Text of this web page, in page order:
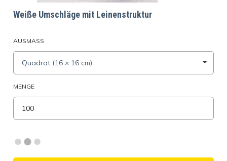
Weiße Umschläge mit Leinenstruktur
AUSMASS
Quadrat (16 × 16 cm)
MENGE